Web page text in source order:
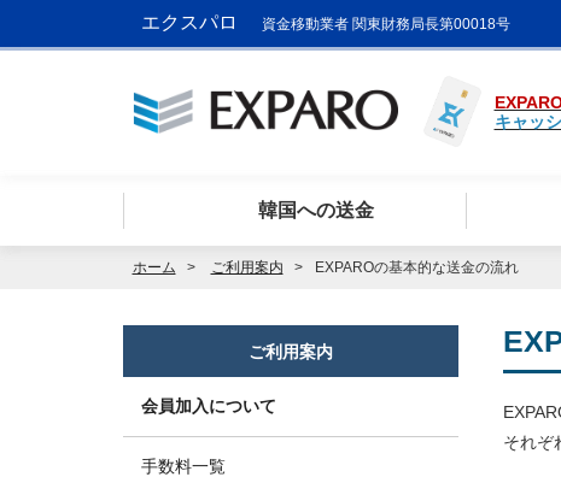
エクスパロ 資金移動業者 関東財務局長第00018号
キャッ
韓国への送金
ホーム ご利用案内 EXPAROの基本的な送金の流れ
それぞ
ご利用案内
会員加入について
手数料一覧